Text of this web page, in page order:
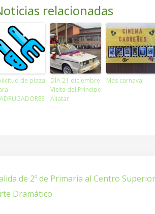
relacionadas
de plaza
DÍA 21 diciembre
Visita del Príncipe
Aliatar
Más carnaval
de 2º de Primaria al Centro
Dramático